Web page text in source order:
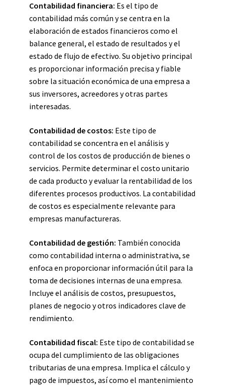
Contabilidad financiera: Es el tipo de
contabilidad más común y se centra en la
elaboración de estados financieros como el
balance general, el estado de resultados y el
estado de flujo de efectivo. Su objetivo principal
es proporcionar información precisa y fiable
sobre la situación económica de una empresa a
sus inversores, acreedores y otras partes
interesadas.
Contabilidad de costos: Este tipo de
contabilidad se concentra en el análisis y
control de los costos de producción de bienes o
servicios. Permite determinar el costo unitario
de cada producto y evaluar la rentabilidad de los
diferentes procesos productivos. La contabilidad
de costos es especialmente relevante para
empresas manufactureras.
Contabilidad de gestión: También conocida
como contabilidad interna o administrativa, se
enfoca en proporcionar información útil para la
toma de decisiones internas de una empresa.
Incluye el análisis de costos, presupuestos,
planes de negocio y otros indicadores clave de
rendimiento.
Contabilidad fiscal: Este tipo de contabilidad se
ocupa del cumplimiento de las obligaciones
tributarias de una empresa. Implica el cálculo y
pago de impuestos, así como el mantenimiento